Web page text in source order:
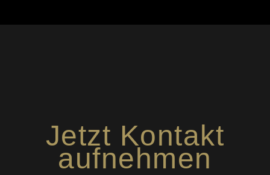
Jetzt Kontakt
aufnehmen